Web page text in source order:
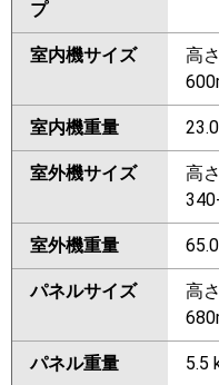
プ
室内機サイズ
高
室内機重量
室外機サイズ
高
室外機重量
パネルサイズ
高
パネル重量 5.5